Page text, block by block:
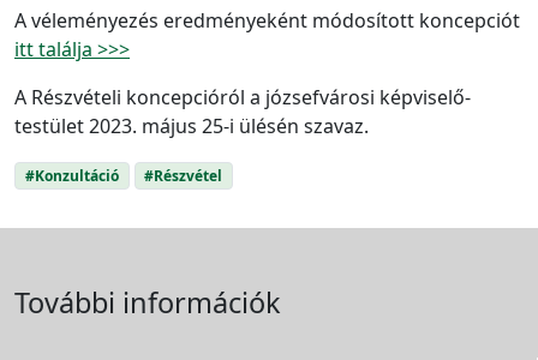
A véleményezés eredményeként módosított koncepciót
itt találja >>>
A Részvételi koncepcióról a józsefvárosi képviselő-
testület 2023. május 25-i ülésén szavaz.
#Konzultáció #Részvétel
További információk